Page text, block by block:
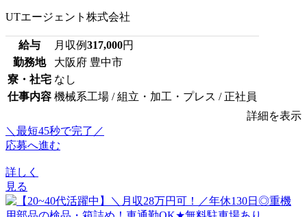
UTエージェント株式会社
給与 月収例317,000円
勤務地
大阪府 豊中市
寮・社宅 なし
仕事内容 機械系工場 / 組立・加工・プレス / 正社員
詳細を表示
＼最短45秒で完了／
応募へ進む
詳しく
見る